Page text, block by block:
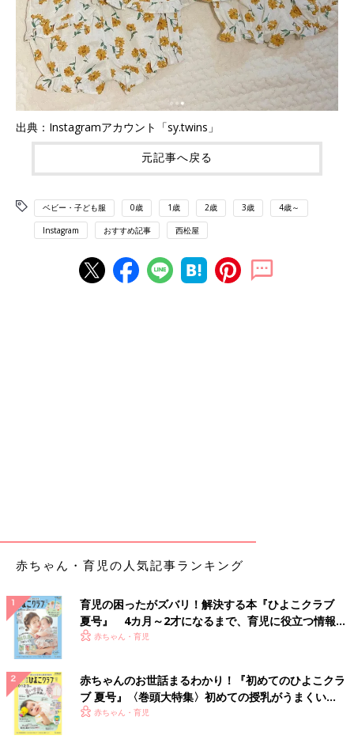
出典：Instagramアカウント「sy.twins」
元記事へ戻る
ベビー・子ども服 0歳 1歳 2歳 3歳 4歳～
Instagram おすすめ記事 西松屋
赤ちゃん・育児の人気記事ランキング
育児の困ったがズバリ！解決する本『ひよこクラブ
夏号』 4カ月～2才になるまで、育児に役立つ情報が
いっぱい！
赤ちゃん・育児
赤ちゃんのお世話まるわかり！『初めてのひよこクラ
ブ 夏号』〈巻頭大特集〉初めての授乳がうまくい
く！ おっぱい・ミルクの基本と夏のトラブル 解決テ
赤ちゃん・育児